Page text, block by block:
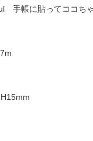
手帳に貼ってココち